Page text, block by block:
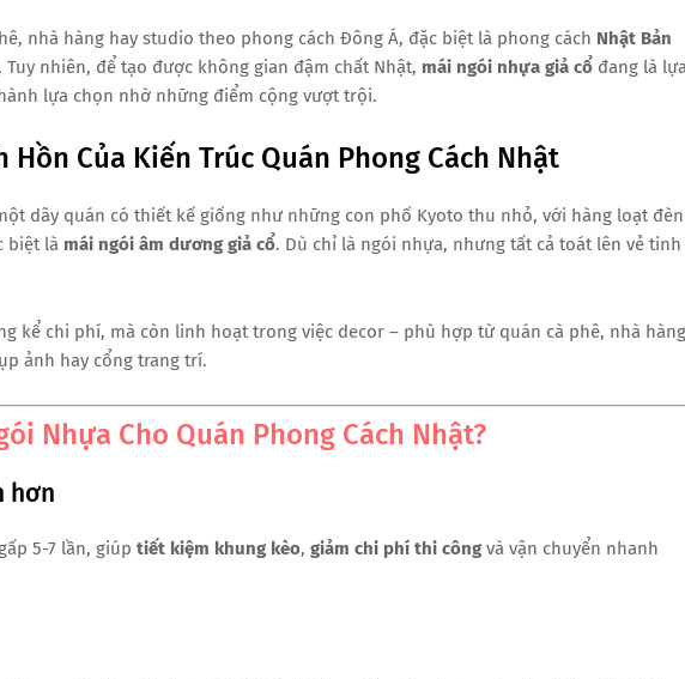
nhà hàng hay studio theo phong cách Đông Á, đặc biệt là phong cách Nhật Bản
nhiên, để tạo được không gian đậm chất Nhật, mái ngói nhựa giả cổ đang là
lựa chọn nhờ những điểm cộng vượt trội.
Hồn Của Kiến Trúc Quán Phong Cách Nhật
dãy quán có thiết kế giống như những con phố Kyoto thu nhỏ, với hàng loạt đèn
biệt là mái ngói âm dương giả cổ. Dù chỉ là ngói nhựa, nhưng tất cả toát lên vẻ tinh
kể chi phí, mà còn linh hoạt trong việc decor – phù hợp từ quán cà phê, nhà
ảnh hay cổng trang trí.
Nhựa Cho Quán Phong Cách Nhật?
hơn
5-7 lần, giúp tiết kiệm khung kèo, giảm chi phí thi công và vận chuyển nhanh